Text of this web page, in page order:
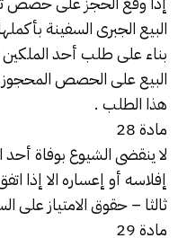
البيع الجبرى السفينة
بناء على طلب أحد
البيع على الحصص المحجوز
هذا الطلب .
مادة 28
لا ينقضى الشيوع بوفاة أحد
إفلاسه أو إعساره الا إذا
ثالثا – حقوق الامتياز على
مادة 29